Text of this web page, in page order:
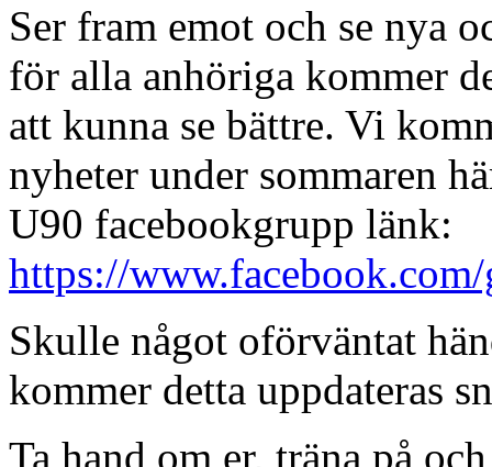
Ser fram emot och se nya
för alla anhöriga kommer
att kunna se bättre. Vi
nyheter under sommaren
U90 facebookgrupp länk:
https://
Skulle något oförväntat
kommer detta uppdateras
Ta hand om er, träna på